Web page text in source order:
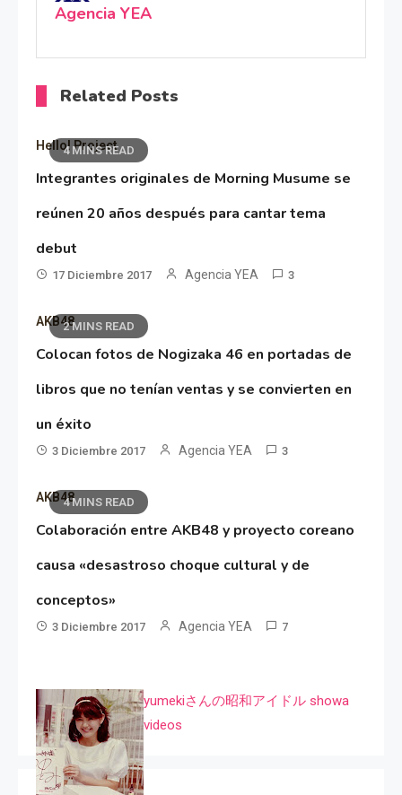
Agencia YEA
Related Posts
4 MINS READ
Hello! Project
Integrantes originales de Morning Musume se
reúnen 20 años después para cantar tema
debut
17 Diciembre 2017 Agencia YEA 3
2 MINS READ
AKB48
Colocan fotos de Nogizaka 46 en portadas de
libros que no tenían ventas y se convierten en
un éxito
3 Diciembre 2017 Agencia YEA 3
4 MINS READ
AKB48
Colaboración entre AKB48 y proyecto coreano
causa «desastroso choque cultural y de
conceptos»
3 Diciembre 2017 Agencia YEA 7
yumekiさんの昭和アイドル showa
videos